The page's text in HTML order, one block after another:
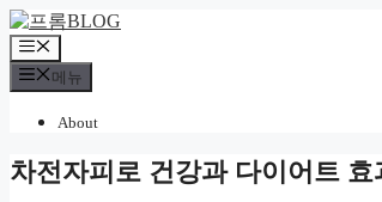
컨
텐
츠
로
뛰
메
뉴
메뉴
About
차전자피로 건강과 다이어트 효